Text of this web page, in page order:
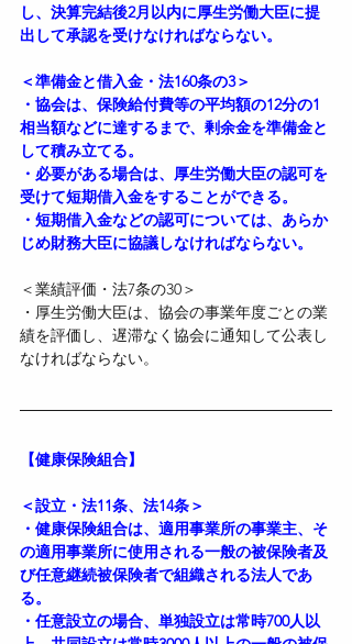
し、決算完結後2月以内に厚生労働大臣に提
出して承認を受けなければならない。
＜準備金と借入金・法160条の3＞
・協会は、保険給付費等の平均額の12分の1
相当額などに達するまで、剰余金を準備金と
して積み立てる。
・必要がある場合は、厚生労働大臣の認可を
受けて短期借入金をすることができる。
・短期借入金などの認可については、あらか
じめ財務大臣に協議しなければならない。
＜業績評価・法7条の30＞
・厚生労働大臣は、協会の事業年度ごとの業
績を評価し、遅滞なく協会に通知して公表し
なければならない。
【健康保険組合】
＜設立・法11条、法14条＞
・健康保険組合は、適用事業所の事業主、そ
の適用事業所に使用される一般の被保険者及
び任意継続被保険者で組織される法人であ
る。
・任意設立の場合、単独設立は常時700人以